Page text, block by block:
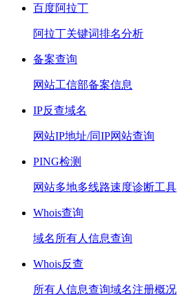
百度阿拉丁
阿拉丁关键词排名分析
备案查询
网站工信部备案信息
IP反查域名
网站IP地址/同IP网站查询
PING检测
网站多地多线路速度诊断工具
Whois查询
域名所有人信息查询
Whois反查
所有人信息查询域名注册概况